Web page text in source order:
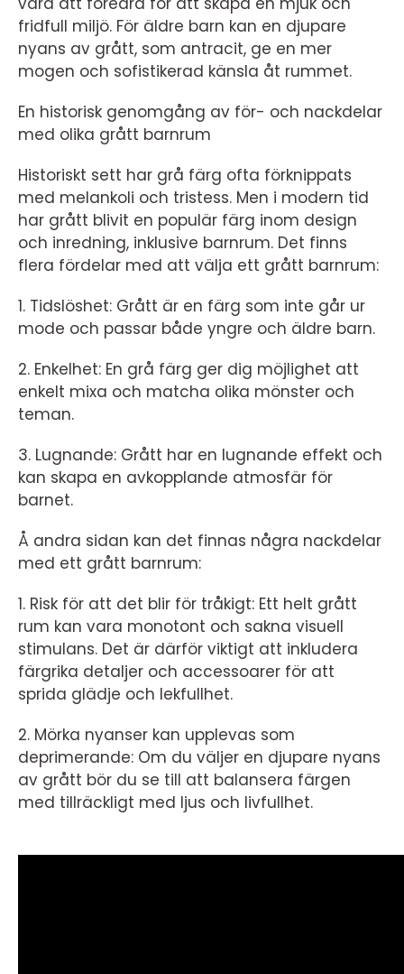
fridfull miljö. För äldre barn kan en djupare
nyans av grått, som antracit, ge en mer
mogen och sofistikerad känsla åt rummet.
En historisk genomgång av för- och nackdelar
med olika grått barnrum
Historiskt sett har grå färg ofta förknippats
med melankoli och tristess. Men i modern tid
har grått blivit en populär färg inom design
och inredning, inklusive barnrum. Det finns
flera fördelar med att välja ett grått barnrum:
1. Tidslöshet: Grått är en färg som inte går ur
mode och passar både yngre och äldre barn.
2. Enkelhet: En grå färg ger dig möjlighet att
enkelt mixa och matcha olika mönster och
teman.
3. Lugnande: Grått har en lugnande effekt och
kan skapa en avkopplande atmosfär för
barnet.
Å andra sidan kan det finnas några nackdelar
med ett grått barnrum:
1. Risk för att det blir för tråkigt: Ett helt grått
rum kan vara monotont och sakna visuell
stimulans. Det är därför viktigt att inkludera
färgrika detaljer och accessoarer för att
sprida glädje och lekfullhet.
2. Mörka nyanser kan upplevas som
deprimerande: Om du väljer en djupare nyans
av grått bör du se till att balansera färgen
med tillräckligt med ljus och livfullhet.